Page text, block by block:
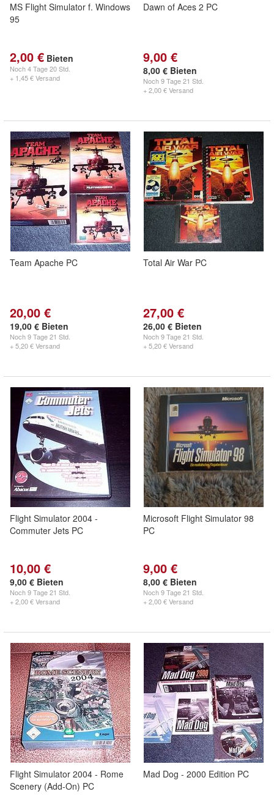
MS Flight Simulator f. Windows
95
2,00 € Bieten
Noch4 Tage 20 Std.
+ 1,45 € Versand
Dawn of Aces 2 PC
9,00 €
8,00 € Bieten
Noch9 Tage 21 Std.
+ 2,00 € Versand
Team Apache PC
20,00 €
19,00 € Bieten
Noch9 Tage 21 Std.
+ 5,20 € Versand
Total Air War PC
27,00 €
26,00 € Bieten
Noch9 Tage 21 Std.
+ 5,20 € Versand
Flight Simulator 2004 -
Commuter Jets PC
10,00 €
9,00 € Bieten
Noch9 Tage 21 Std.
+ 2,00 € Versand
Microsoft Flight Simulator 98
PC
9,00 €
8,00 € Bieten
Noch9 Tage 21 Std.
+ 2,00 € Versand
Flight Simulator 2004 - Rome
Scenery (Add-On) PC
Mad Dog - 2000 Edition PC